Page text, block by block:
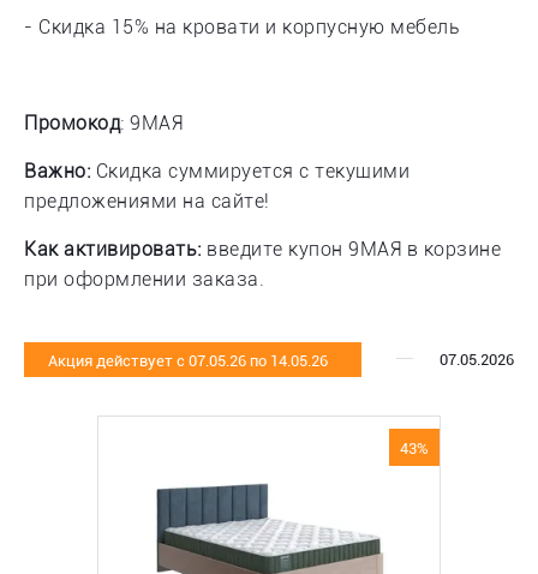
- Скидка 15% на кровати и корпусную мебель
Промокод: 9МАЯ
Важно: Скидка суммируется с текущими
предложениями на сайте!
Как активировать: введите купон 9МАЯ в корзине
при оформлении заказа.
Акция действует с 07.05.26 по 14.05.26 07.05.2026
43%